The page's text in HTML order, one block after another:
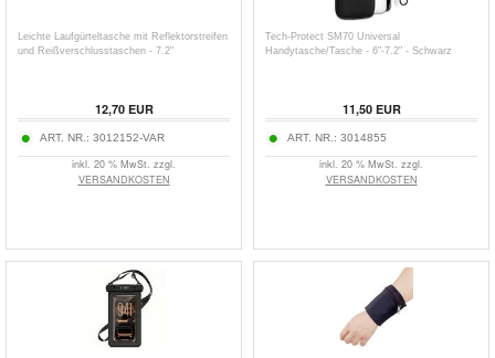
Leichte Laufgürteltasche mit Reflektorstreifen
und Reißverschlusstaschen - 7.2"
12,70EUR
ART. NR.: 3012152-VAR
inkl. 20 % MwSt. zzgl.
VERSANDKOSTEN
Tech-Protect SM70 Universal
Handytasche/Tasche - 6"-7.2" - Schwarz
11,50EUR
ART. NR.: 3014855
inkl. 20 % MwSt. zzgl.
VERSANDKOSTEN